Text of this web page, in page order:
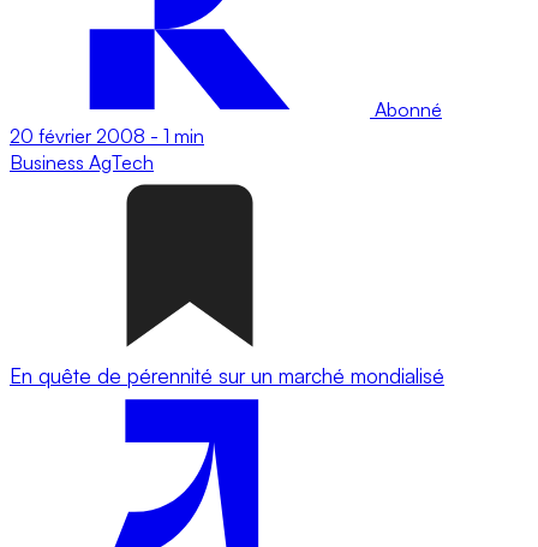
Abonné
20 février 2008 - 1 min
Business AgTech
En quête de pérennité sur un marché mondialisé